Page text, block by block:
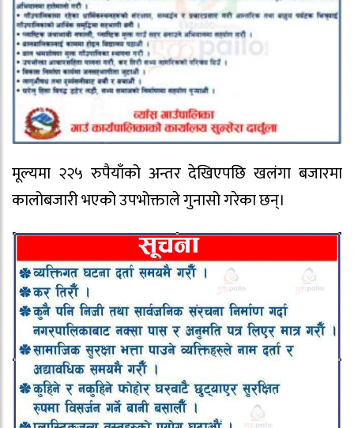
मूल्यमा २२५ रुपैयाँको अन्तर देखिएपछि खलंगा बजारमा
कालोबजारी भएको उपभोक्ताले गुनासो गरेका छन्।